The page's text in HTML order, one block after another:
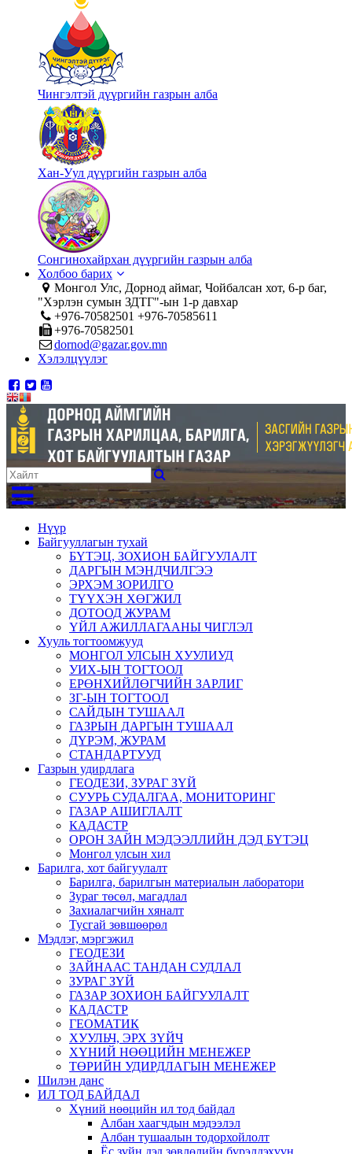
Чингэлтэй дүүргийн газрын алба
Хан-Уул дүүргийн газрын алба
Сонгинохайрхан дүүргийн газрын алба
Холбоо барих
Монгол Улс, Дорнод аймаг, Чойбалсан хот, 6-р баг,
"Хэрлэн сумын ЗДТГ"-ын 1-р давхар
+976-70582501 +976-70585611
+976-70582501
dornod@gazar.gov.mn
Хэлэлцүүлэг
Нүүр
Байгууллагын тухай
БҮТЭЦ, ЗОХИОН БАЙГУУЛАЛТ
ДАРГЫН МЭНДЧИЛГЭЭ
ЭРХЭМ ЗОРИЛГО
ТҮҮХЭН ХӨГЖИЛ
ДОТООД ЖУРАМ
ҮЙЛ АЖИЛЛАГААНЫ ЧИГЛЭЛ
Хууль тогтоомжууд
МОНГОЛ УЛСЫН ХУУЛИУД
УИХ-ЫН ТОГТООЛ
ЕРӨНХИЙЛӨГЧИЙН ЗАРЛИГ
ЗГ-ЫН ТОГТООЛ
САЙДЫН ТУШААЛ
ГАЗРЫН ДАРГЫН ТУШААЛ
ДҮРЭМ, ЖУРАМ
СТАНДАРТУУД
Газрын удирдлага
ГЕОДЕЗИ, ЗУРАГ ЗҮЙ
СУУРЬ СУДАЛГАА, МОНИТОРИНГ
ГАЗАР АШИГЛАЛТ
КАДАСТР
ОРОН ЗАЙН МЭДЭЭЛЛИЙН ДЭД БҮТЭЦ
Монгол улсын хил
Барилга, хот байгуулалт
Барилга, барилгын материалын лаборатори
Зураг төсөл, магадлал
Захиалагчийн хяналт
Тусгай зөвшөөрөл
Мэдлэг, мэргэжил
ГЕОДЕЗИ
ЗАЙНААС ТАНДАН СУДЛАЛ
ЗУРАГ ЗҮЙ
ГАЗАР ЗОХИОН БАЙГУУЛАЛТ
КАДАСТР
ГЕОМАТИК
ХУУЛЬЧ, ЭРХ ЗҮЙЧ
ХҮНИЙ НӨӨЦИЙН МЕНЕЖЕР
ТӨРИЙН УДИРДЛАГЫН МЕНЕЖЕР
Шилэн данс
ИЛ ТОД БАЙДАЛ
Хүний нөөцийн ил тод байдал
Албан хаагчдын мэдээлэл
Албан тушаалын тодорхойлолт
Ёс зүйн дэд зөвлөлийн бүрэлдэхүүн